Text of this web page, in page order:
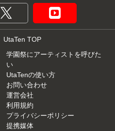
UtaTen TOP
学園祭にアーティストを呼びた
い
UtaTenの使い方
お問い合わせ
運営会社
利用規約
プライバシーポリシー
提携媒体